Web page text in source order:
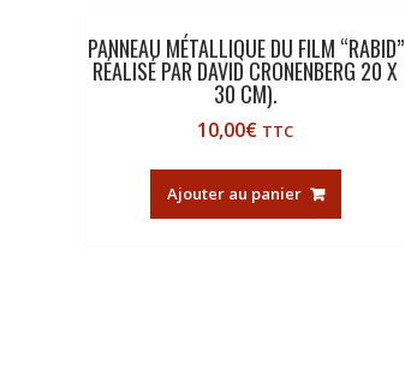
PANNEAU MÉTALLIQUE DU FILM “RABID”
RÉALISÉ PAR DAVID CRONENBERG 20 X
30 CM).
10,00€ TTC
Ajouter au panier